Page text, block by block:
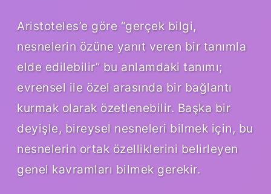
Aristoteles’e göre “gerçek bilgi,
nesnelerin özüne yanıt veren bir tanımla
elde edilebilir” bu anlamdaki tanımı;
evrensel ile özel arasında bir bağlantı
kurmak olarak özetlenebilir. Başka bir
deyişle, bireysel nesneleri bilmek için, bu
nesnelerin ortak özelliklerini belirleyen
genel kavramları bilmek gerekir.